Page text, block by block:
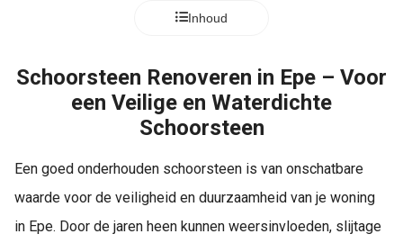
Inhoud
Schoorsteen Renoveren in Epe – Voor
een Veilige en Waterdichte
Schoorsteen
Een goed onderhouden schoorsteen is van onschatbare
waarde voor de veiligheid en duurzaamheid van je woning
in Epe. Door de jaren heen kunnen weersinvloeden, slijtage